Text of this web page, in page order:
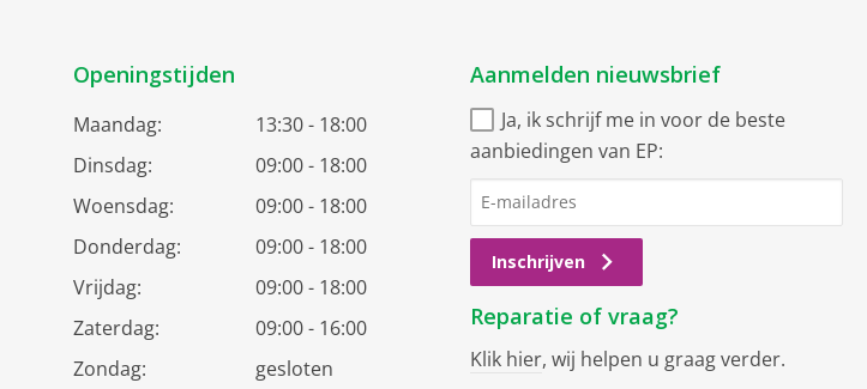
Openingstijden
Maandag:
13:30 - 18:00
Dinsdag:
09:00 - 18:00
Woensdag:
09:00 - 18:00
Donderdag:
09:00 - 18:00
Vrijdag:
09:00 - 18:00
Zaterdag:
09:00 - 16:00
Zondag:
gesloten
Aanmelden nieuwsbrief
Ja, ik schrijf me in voor de beste
aanbiedingen van EP:
Inschrijven
Reparatie of vraag?
Klik hier, wij helpen u graag verder.